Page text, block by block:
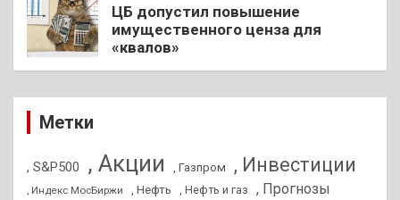
ЦБ допустил повышение
имущественного ценза для
«квалов»
Метки
, S&P500 , Акции , Газпром , Инвестиции
, Индекс МосБиржи , Нефть , Нефть и газ , Прогнозы